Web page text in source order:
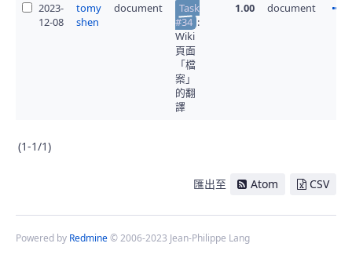
2023-
12-08
tomy
shen
document
Task
#34 :
Wiki
頁面
「檔
案」
的翻
譯
1.00 document
(1-1/1)
匯出至 Atom CSV
Powered by Redmine© 2006-2023 Jean-Philippe Lang